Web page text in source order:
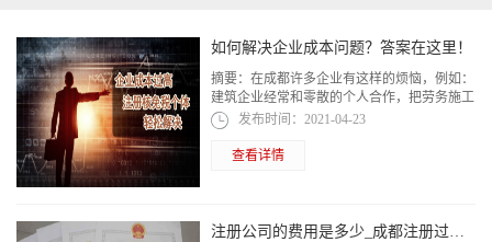
如何解决企业成本问题？答案在这里！
摘要：在成都许多企业有这样的烦恼，例如：
建筑企业经常和零散的个人合作，把劳务施工
业务分包给班组组长，但是班组组长对税务的
认知度较低，并没有营业执照，常常无法...
发布时间：2021-04-23
查看详情
注册公司的费用是多少_成都注册过程是怎么样的